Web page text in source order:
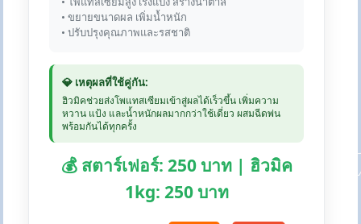
• ขยายขนาดผล เพิ่มน้ำหนัก
• ปรับปรุงคุณภาพและรสชาติ
💎 เหตุผลที่ใช้คู่กัน:
ฮิวมิคช่วยส่งโพแทสเซียมเข้าสู่ผลได้เร็วขึ้น เพิ่มความ
หวาน แป้ง และน้ำหนักผลมากกว่าใช้เดี่ยว ผสมฉีดพ่น
พร้อมกันได้ทุกครั้ง
💰 สตาร์เฟอร์: 250 บาท | ฮิวมิค
1kg: 250 บาท